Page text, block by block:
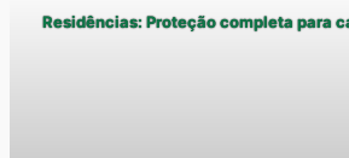
Residências: Proteção completa para